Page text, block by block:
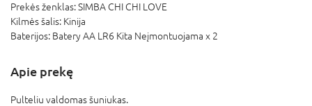
Prekės ženklas:SIMBA CHI CHI LOVE
Kilmės šalis: Kinija
Baterijos: Batery AA LR6 Kita Neįmontuojama x 2
Apie prekę
Pulteliu valdomas šuniukas.